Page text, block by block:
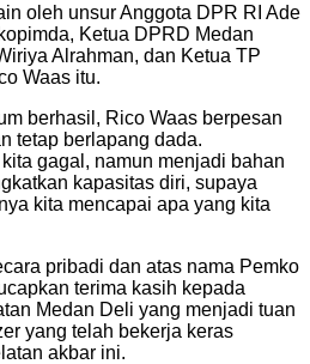
oleh unsur Anggota DPR RI Ade
Ketua DPRD Medan
Alrahman, dan Ketua TP
Waas itu.
berhasil, Rico Waas berpesan
tetap berlapang dada.
gagal, namun menjadi bahan
kapasitas diri, supaya
kita mencapai apa yang kita
pribadi dan atas nama Pemko
terima kasih kepada
Medan Deli yang menjadi tuan
yang telah bekerja keras
akbar ini.